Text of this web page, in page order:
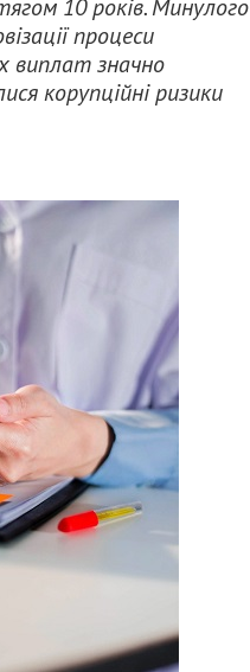
10 років. Минулого
процеси
виплат значно
корупційні ризики